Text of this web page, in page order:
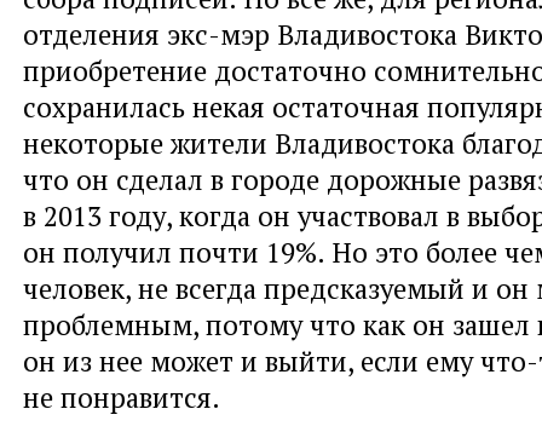
отделения экс-мэр Владивостока
приобретение достаточно
сохранилась некая остаточная
некоторые жители Владивостока
что он сделал в городе дорожные
в 2013 году, когда он участвовал в
он получил почти 19%. Но это более
человек, не всегда предсказуемый и он
проблемным, потому что как он зашел
он из нее может и выйти, если ему
не понравится.